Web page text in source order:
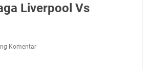
Liverpool Vs
Komentar